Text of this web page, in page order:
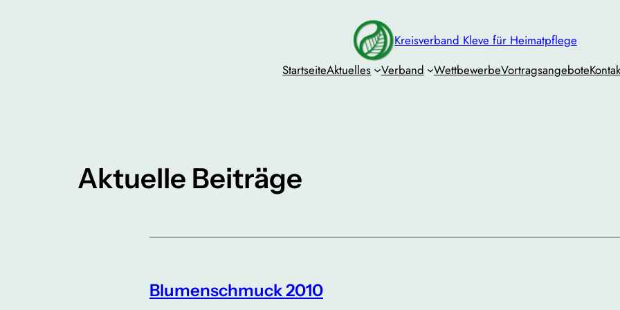
Kreisverband Kleve für Heimatpflege
StartseiteAktuelles Verband WettbewerbeVortragsangebote
Aktuelle Beiträge
Blumenschmuck 2010